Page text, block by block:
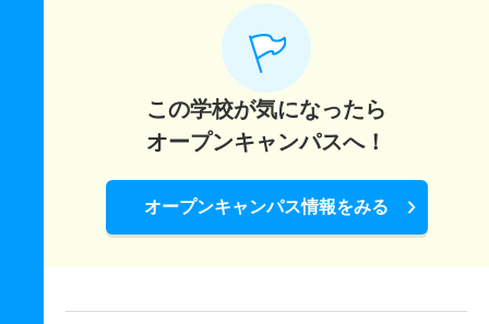
この学校が気になったら
オープンキャンパスへ！
オープンキャンパス情報をみる